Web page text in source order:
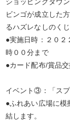
ショッピングタウ
ビンゴが成立した
るハズレなしのく
●実施日時：２０２
時００分まで
●カード配布/賞品
イベント③：「スプ
●ふれあい広場に模
結します。